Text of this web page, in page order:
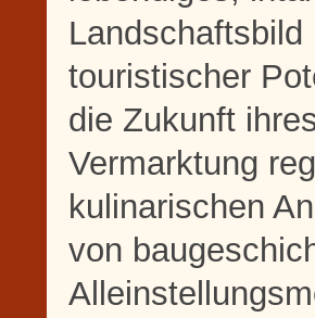
touristischer
die Zukunft
Vermarktung
kulinarischen
von